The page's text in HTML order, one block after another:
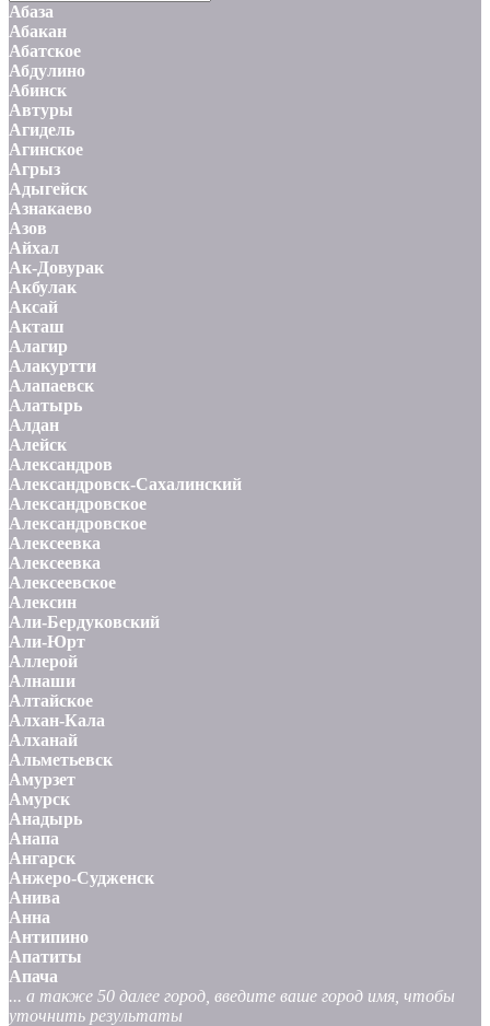
Абаза
Абакан
Абатское
Абдулино
Абинск
Автуры
Агидель
Агинское
Агрыз
Адыгейск
Азнакаево
Азов
Айхал
Ак-Довурак
Акбулак
Аксай
Акташ
Алагир
Алакуртти
Алапаевск
Алатырь
Алдан
Алейск
Александров
Александровск-Сахалинский
Александровское
Александровское
Алексеевка
Алексеевка
Алексеевское
Алексин
Али-Бердуковский
Али-Юрт
Аллерой
Алнаши
Алтайское
Алхан-Кала
Алханай
Альметьевск
Амурзет
Амурск
Анадырь
Анапа
Ангарск
Анжеро-Судженск
Анива
Анна
Антипино
Апатиты
Апача
... а также 50 далее город, введите ваше город имя, чтобы
уточнить результаты